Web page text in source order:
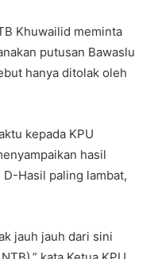
Khuwailid meminta
putusan Bawaslu
hanya ditolak oleh
kepada KPU
hasil
Hasil paling lambat,
jauh jauh dari sini